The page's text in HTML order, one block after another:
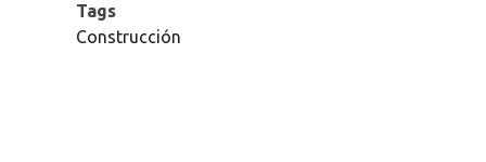
Tags
Construcción